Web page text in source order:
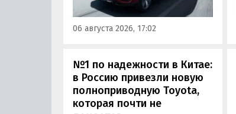
рублей по текущему курсу, а у
нас с учетом всех расходов
цены на него стартуют от 2 251
06 августа 2026, 17:02
№1 по надежности в Китае:
в Россию привезли новую
полноприводную Toyota,
которая почти не